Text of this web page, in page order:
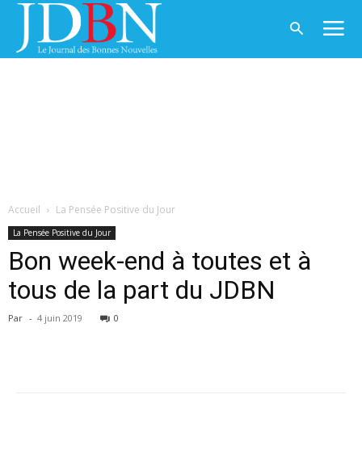
Accueil La Pensée Positive du Jour
La Pensée Positive du Jour
Bon week-end à toutes et à
tous de la part du JDBN
Par - 4 juin 2019 0